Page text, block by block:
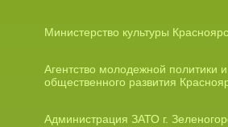
Министерство культуры
Агентство молодежной политики
общественного развития
Администрация ЗАТО г.